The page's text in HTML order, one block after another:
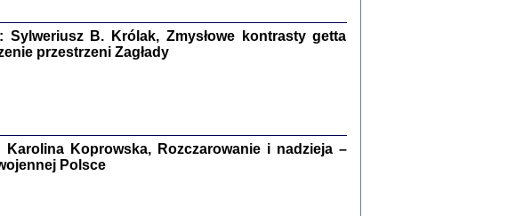
Sewek Okonowski, oprac. Marta Janczewska
PISZĄCY TE SŁOWA JEST PRACOWNIKIEM
GETTOWEJ INSTYTUCJI ...
'z Dziennika' i inne pisma z łódzkiego getta
Józef Zelkowicz, tłum. z jidysz, oprac. i wstęp. Monika Polit
Sylweriusz B. Królak, Zmysłowe kontrasty getta
przestrzeni Zagłady
Koprowska, Rozczarowanie i nadzieja –
Polsce